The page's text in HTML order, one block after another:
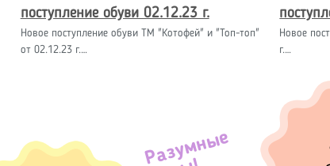
поступление обуви 02.12.23 г.
Новое поступление обуви ТМ "Котофей" и "Топ-топ"
от 02.12.23 г.…
Новое
г.…
Разумные